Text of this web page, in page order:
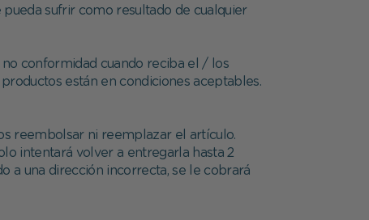
sufrir como resultado de cualquier
conformidad cuando reciba el / los
están en condiciones aceptables.
reembolsar ni reemplazar el artículo.
intentará volver a entregarla hasta 2
a una dirección incorrecta, se le cobrará